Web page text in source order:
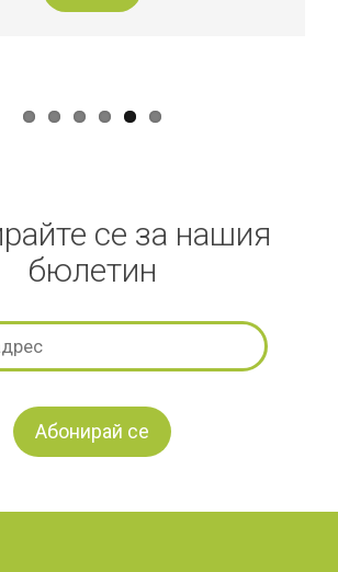
се за нашия
бюлетин